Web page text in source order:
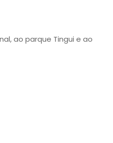
ao parque Tingui e ao